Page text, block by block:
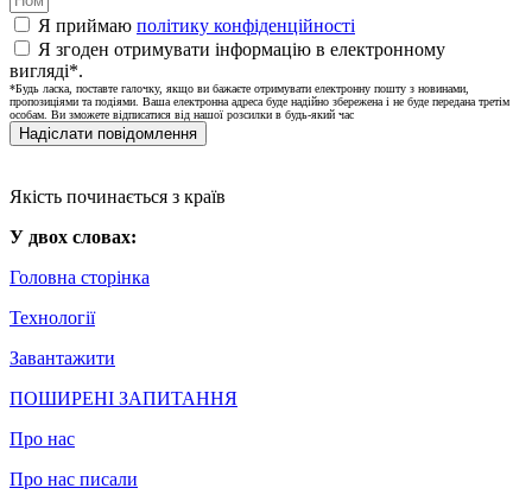
Я приймаю політику конфіденційності
Я згоден отримувати інформацію в електронному
вигляді*.
*Будь ласка, поставте галочку, якщо ви бажаєте отримувати електронну пошту з новинами,
пропозиціями та подіями. Ваша електронна адреса буде надійно збережена і не буде передана третім
особам. Ви зможете відписатися від нашої розсилки в будь-який час
Надіслати повідомлення
Якість починається з країв
У двох словах:
Головна сторінка
Технології
Завантажити
ПОШИРЕНІ ЗАПИТАННЯ
Про нас
Про нас писали